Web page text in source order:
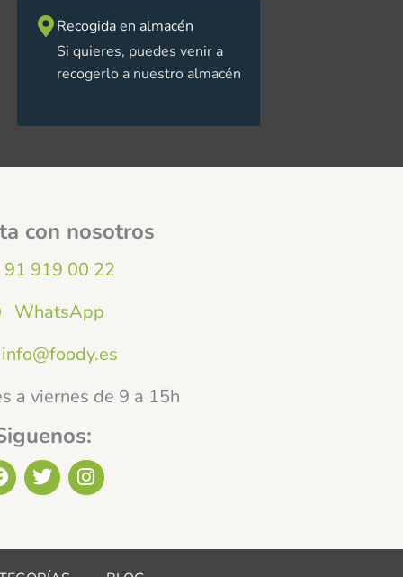
Recogida en almacén
Si quieres, puedes venir a
recogerlo a nuestro almacén
con nosotros
91 919 00 22
WhatsApp
info@foody.es
a viernes de 9 a 15h
T
w
t
e
I
n
a